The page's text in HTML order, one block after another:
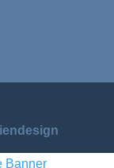
Banner